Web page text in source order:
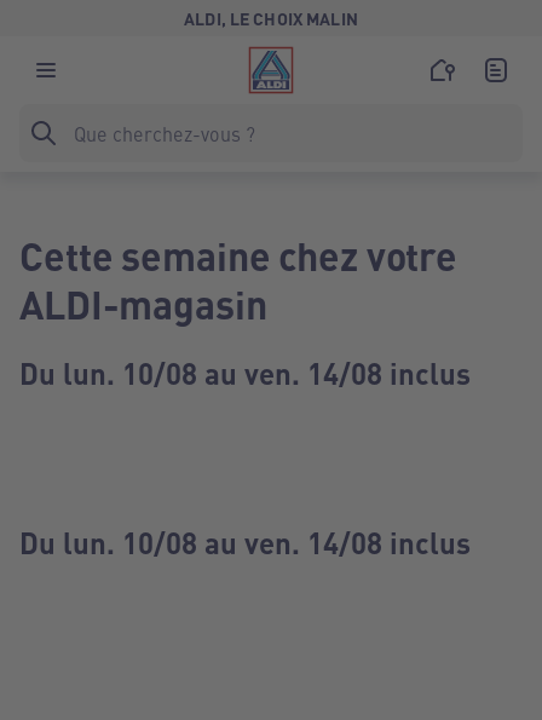
ALDI, LE CHOIX MALIN
Cette semaine chez votre
ALDI-magasin
Du lun. 10/08 au ven. 14/08 inclus
Du lun. 10/08 au ven. 14/08 inclus